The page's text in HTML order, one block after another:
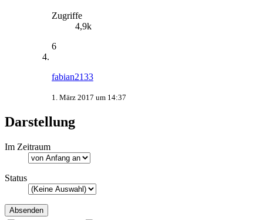
Zugriffe
4,9k
6
fabian2133
1. März 2017 um 14:37
Darstellung
Im Zeitraum
Status